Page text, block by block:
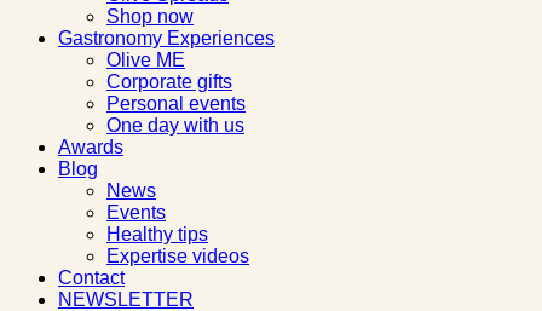
Shop now
Gastronomy Experiences
Olive ME
Corporate gifts
Personal events
One day with us
Awards
Blog
News
Events
Healthy tips
Expertise videos
Contact
NEWSLETTER